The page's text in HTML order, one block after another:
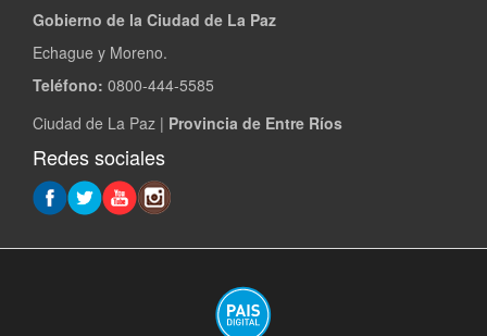
Gobierno de la Ciudad de La Paz
Echague y Moreno.
Teléfono: 0800-444-5585
Ciudad de La Paz | Provincia de Entre Ríos
Redes sociales